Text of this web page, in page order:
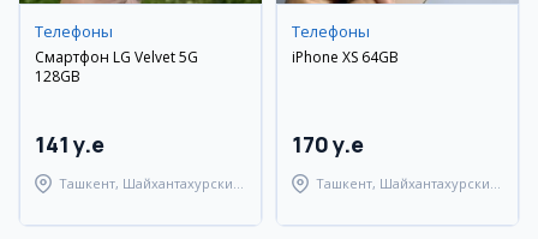
Телефоны
Смартфон LG Velvet 5G
128GB
141 y.e
Ташкент, Шайхантахурский
Телефоны
iPhone XS 64GB
170 y.e
Ташкент, Шайхантахурский